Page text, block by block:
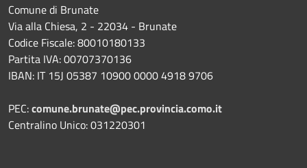
Comune di Brunate
Via alla Chiesa, 2 - 22034 - Brunate
Codice Fiscale: 80010180133
Partita IVA: 00707370136
IBAN: IT 15J 05387 10900 0000 4918 9706
PEC:comune.brunate@pec.provincia.como.it
Centralino Unico: 031220301